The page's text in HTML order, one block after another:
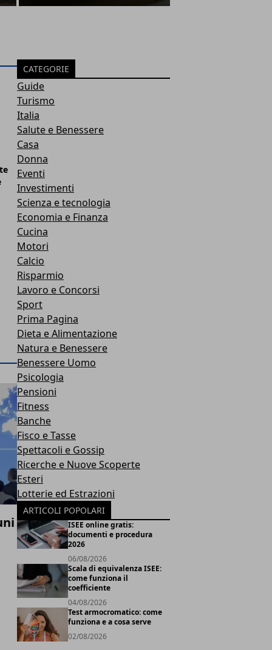
CATEGORIE
Guide
Turismo
Italia
Salute e Benessere
Casa
Donna
Eventi
Investimenti
Scienza e tecnologia
Economia e Finanza
Cucina
Motori
Calcio
Risparmio
Lavoro e Concorsi
Sport
Prima Pagina
Dieta e Alimentazione
Natura e Benessere
Benessere Uomo
Psicologia
Pensioni
Fitness
Banche
Fisco e Tasse
Spettacoli e Gossip
Ricerche e Nuove Scoperte
Esteri
Lotterie ed Estrazioni
ARTICOLI POPOLARI
ISEE online gratis:
documenti e procedura
2026
06/08/2026
Scala di equivalenza ISEE:
come funziona il
coefficiente
04/08/2026
Test armocromatico: come
funziona e a cosa serve
02/08/2026